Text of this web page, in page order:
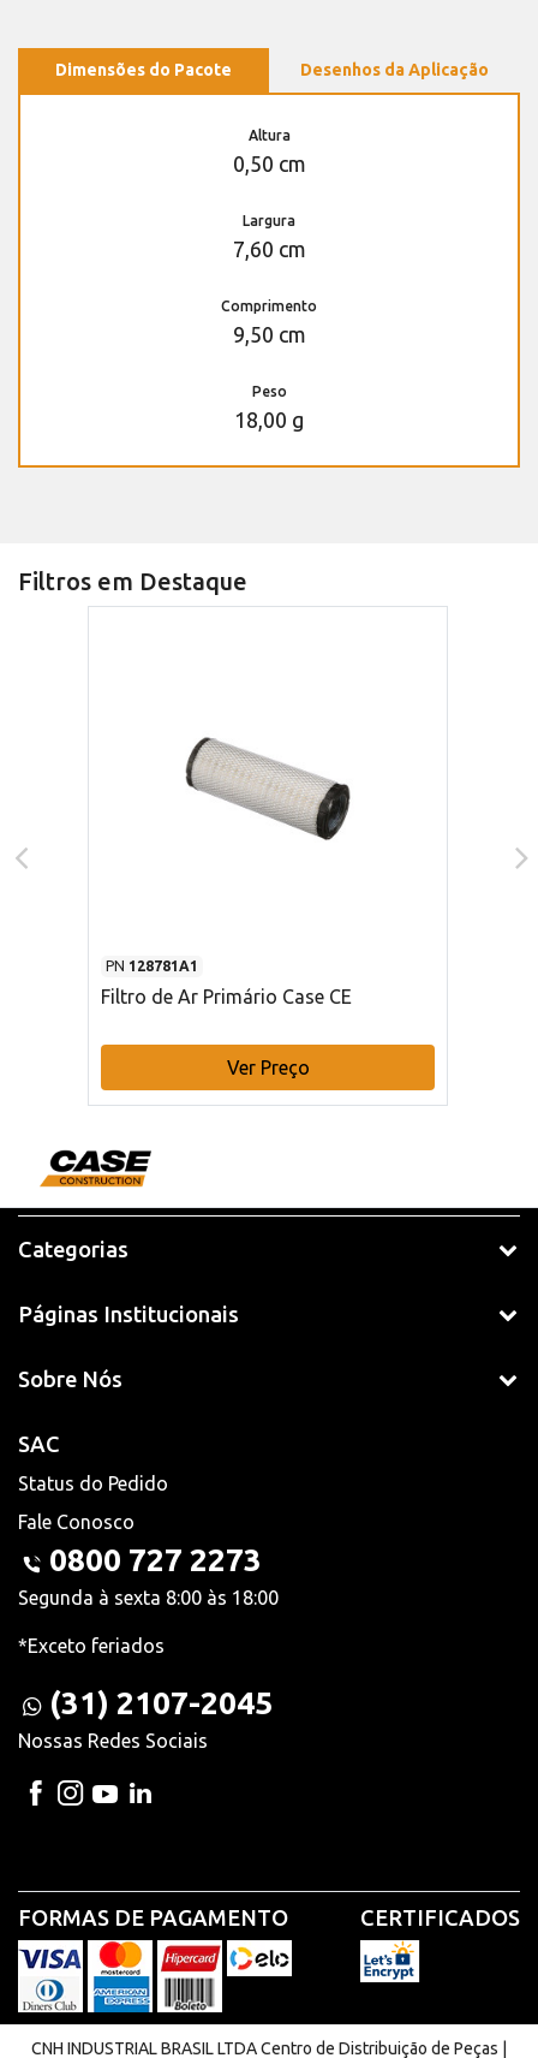
Dimensões do Pacote Desenhos da Aplicação
Altura
0,50 cm
Largura
7,60 cm
Comprimento
9,50 cm
Peso
18,00 g
Filtros em Destaque
PN 128781A1
Filtro de Ar Primário Case CE
Ver Preço
Categorias
Páginas Institucionais
Sobre Nós
SAC
Status do Pedido
Fale Conosco
0800 727 2273
Segunda à sexta 8:00 às 18:00
*Exceto feriados
(31) 2107-2045
Nossas Redes Sociais
FORMAS DE PAGAMENTO CERTIFICADOS
CNH INDUSTRIAL BRASIL LTDA Centro de Distribuição de Peças |